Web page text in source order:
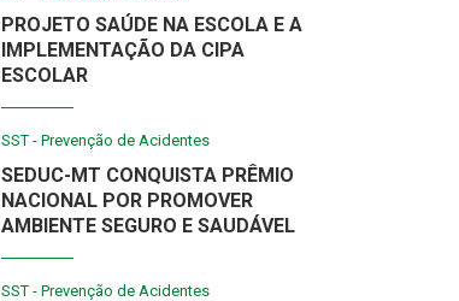
PROJETO SAÚDE NA ESCOLA E A
IMPLEMENTAÇÃO DA CIPA
ESCOLAR
SST - Prevenção de Acidentes
SEDUC-MT CONQUISTA PRÊMIO
NACIONAL POR PROMOVER
AMBIENTE SEGURO E SAUDÁVEL
SST - Prevenção de Acidentes